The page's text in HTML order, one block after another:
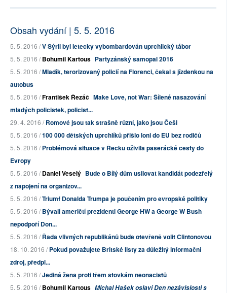
Obsah vydání | 5. 5. 2016
5. 5. 2016 /V Sýrii byl letecky vybombardován uprchlický tábor
5. 5. 2016 /Bohumil Kartous Partyzánský samopal 2016
5. 5. 2016 /Mladík, terorizovaný policií na Florenci, čekal s jízdenkou na
autobus
5. 5. 2016 /František Řezáč Make Love, not War: Šílené nasazování
mladých policistek, policist...
29. 4. 2016 /Romové jsou tak strašně různí, jako jsou Češi
5. 5. 2016 /100 000 dětských uprchlíků přišlo loni do EU bez rodičů
5. 5. 2016 /Problémová situace v Řecku oživila pašerácké cesty do
Evropy
5. 5. 2016 /Daniel Veselý Bude o Bílý dům usilovat kandidát podezřelý
z napojení na organizov...
5. 5. 2016 /Triumf Donalda Trumpa je poučením pro evropské politiky
5. 5. 2016 /Bývalí američtí prezidenti George HW a George W Bush
nepodpoří Don...
5. 5. 2016 /Řada vlivných republikánů bude otevřeně volit Clintonovou
18. 10. 2016 /Pokud považujete Britské listy za důležitý informační
zdroj, předpl...
5. 5. 2016 /Jediná žena proti třem stovkám neonacistů
5. 5. 2016 /Bohumil Kartous Michal Hašek oslaví Den nezávislosti s